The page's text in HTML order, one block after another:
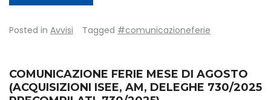
Posted in Avvisi Tagged #comunicazioneferie
COMUNICAZIONE FERIE MESE DI AGOSTO
(ACQUISIZIONI ISEE, AM, DELEGHE 730/2025